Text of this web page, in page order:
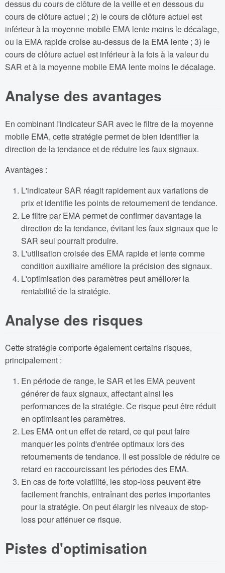
dessus du cours de clôture de la veille et en dessous du
cours de clôture actuel ; 2) le cours de clôture actuel est
inférieur à la moyenne mobile EMA lente moins le décalage,
ou la EMA rapide croise au-dessus de la EMA lente ; 3) le
cours de clôture actuel est inférieur à la fois à la valeur du
SAR et à la moyenne mobile EMA lente moins le décalage.
Analyse des avantages
En combinant l'indicateur SAR avec le filtre de la moyenne
mobile EMA, cette stratégie permet de bien identifier la
direction de la tendance et de réduire les faux signaux.
Avantages :
L'indicateur SAR réagit rapidement aux variations de
prix et identifie les points de retournement de tendance.
Le filtre par EMA permet de confirmer davantage la
direction de la tendance, évitant les faux signaux que le
SAR seul pourrait produire.
L'utilisation croisée des EMA rapide et lente comme
condition auxiliaire améliore la précision des signaux.
L'optimisation des paramètres peut améliorer la
rentabilité de la stratégie.
Analyse des risques
Cette stratégie comporte également certains risques,
principalement :
En période de range, le SAR et les EMA peuvent
générer de faux signaux, affectant ainsi les
performances de la stratégie. Ce risque peut être réduit
en optimisant les paramètres.
Les EMA ont un effet de retard, ce qui peut faire
manquer les points d'entrée optimaux lors des
retournements de tendance. Il est possible de réduire ce
retard en raccourcissant les périodes des EMA.
En cas de forte volatilité, les stop-loss peuvent être
facilement franchis, entraînant des pertes importantes
pour la stratégie. On peut élargir les niveaux de stop-
loss pour atténuer ce risque.
Pistes d'optimisation